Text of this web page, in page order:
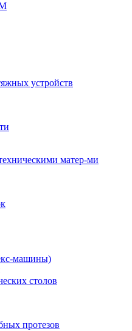
устройств
матер-ми
машины)
столов
протезов